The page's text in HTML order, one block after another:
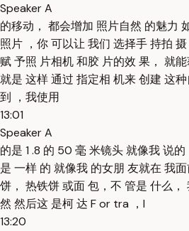
Speaker A
的移动， 都会增加 照片自然 的魅力
照片 ，你 可以让 我们 选择手 持拍
赋 予照 片相机 和胶 片的效 果， 就
就是 这样 通过 指定相 机来 创建 这
到 ，我使用
13:01
Speaker A
的是 1 .8 的 50 毫 米镜头 就像我 说
是 一样 的 就像我 的女朋 友就在 我
饼， 热铁饼 或面 包，不 管是 什么，
然 然后这 是柯 达 F or tra ，I
13:20